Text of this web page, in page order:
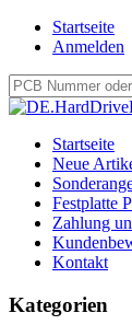
Startseite
Anmelden
Startseite
Neue
Festplatte
Zahlung
Kontakt
Kategorien